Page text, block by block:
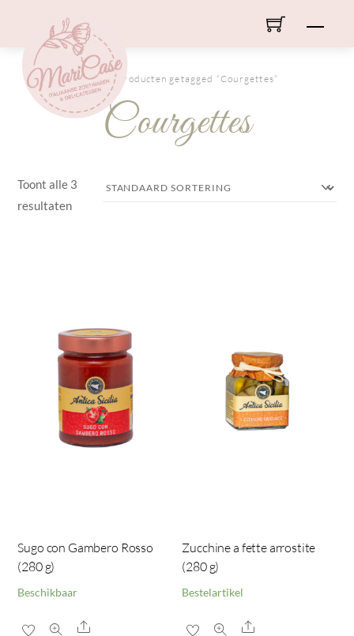
content
HOME/ Producten getagged “Courgettes”
Courgettes
Toont alle 3
resultaten
Sugo con Gambero Rosso
(280 g)
Beschikbaar
Share
Zucchine a fette arrostite
(280 g)
Bestelartikel
Share